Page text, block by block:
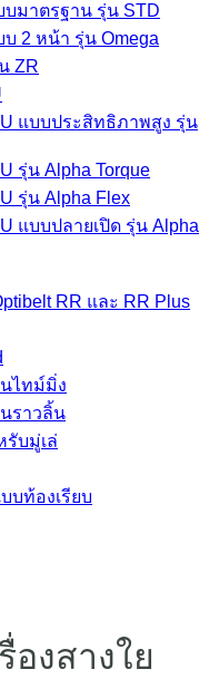
มาตรฐาน รุ่น STD
2 หน้า รุ่น Omega
ZR
แบบประสิทธิภาพสูง รุ่น
รุ่น Alpha Torque
รุ่น Alpha Flex
แบบปลายเปิด รุ่น Alpha
RR และ RR Plus
ไทม์มิ่ง
ราวลิ้น
รับมู่เล่
บท้องเรียบ
องสางใย